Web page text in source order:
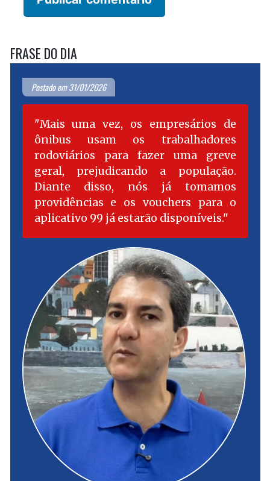
FRASE DO DIA
Postado em 31/01/2026
Mais uma vez, os empresários de
ônibus usam os trabalhadores
rodoviários para fazer uma greve
geral, prejudicando a população.
Diante disso, nós já tomamos
providências e os vouchers para o
aplicativo 99 já estarão disponíveis.